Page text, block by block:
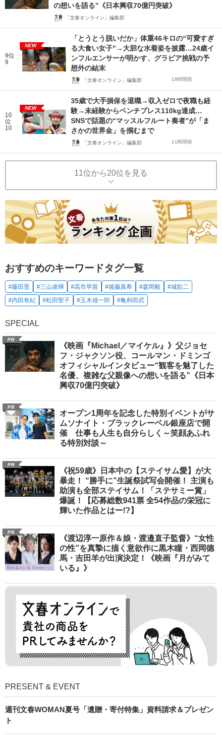
の想いを語る”《日本興収70億円突破》
「文春オンライン」編集部
9位
9
NEW
「とうとう脱いだか」体重46キロの“可愛すぎ
る大食い女子”→大胆な水着姿を披露…24歳イ
ンフルエンサーが明かす、グラビア挑戦の予
想外の結末
「文春オンライン」編集部 18時間前
10
位
10
NEW
35歳で大手損保を退職→収入ゼロで夜職も経
験→未経験からベンチプレス110kg達成…
SNSで話題の“マッスルフルート奏者”が「ま
さかの世界金」を掴むまで
「文春オンライン」編集部 11時間前
11位から20位を見る
おすすめのキーワードタグ一覧
#藤田晋 #三山凌輝 #高市早苗 #後藤真希 #森岡毅
#城彰二
#内田有紀
#松田聖子 #玉木雄一郎 #亀和田武
SPECIAL
PR
《映画『Michael／マイケル』》父ジョセ
フ・ジャクソン役、コールマン・ドミンゴ
オフィシャルインタビュー“観客を魅了した
名優、複雑な父親像への想いを語る”《日本
興収70億円突破》
PR
オープン1周年を記念した特別イベントがサ
ムソナイト・ブラックレーベル銀座店で開
催 仕事も人生も自分らしく～笑顔あふれ
る特別対談～
PR
《祝59歳》日本中の【ステイサム愛】が大
暴走！ “勝手に”生誕祭試写会開催！ 主演も
助演も全部ステイサム！「ステサミー賞」
爆誕！【応募総数941票 全54作品の栄冠に
輝いた作品とはー!?】
PR
《渡辺淳一原作＆娘・渡邉直子監督》“女性
の性”を真摯に描く意欲作に黒木瞳・西岡德
馬・吉田羊が出演決定！《映画『月がみて
いる』》
PRESENT & EVENT
週刊文春WOMAN夏号「遺贈・寄付特集」資料請求＆プレゼン
ト